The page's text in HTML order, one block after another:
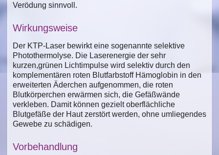
Verödung sinnvoll.
Wirkungsweise
Der KTP-Laser bewirkt eine sogenannte selektive
Photothermolyse. Die Laserenergie der sehr
kurzen,grünen Lichtimpulse wird selektiv durch den
komplementären roten Blutfarbstoff Hämoglobin in den
erweiterten Äderchen aufgenommen, die roten
Blutkörperchen erwärmen sich, die Gefäßwände
verkleben. Damit können gezielt oberflächliche
Blutgefäße der Haut zerstört werden, ohne umliegendes
Gewebe zu schädigen.
Vorbehandlung